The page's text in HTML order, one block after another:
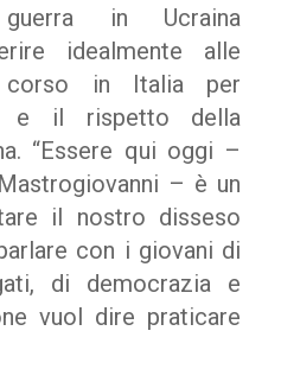
in Ucraina
idealmente alle
corso in Italia per
e il rispetto della
“Essere qui oggi –
– è un
il nostro disseso
con i giovani di
di democrazia e
vuol dire praticare